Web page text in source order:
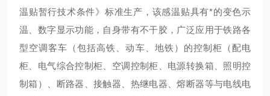
温贴暂行技术条件》标准生产，该感温贴具有*的变色示
温、数字显示功能，自身带有不干胶，广泛应用于铁路各
型空调客车（包括高铁、动车、地铁）的控制柜（配电
柜、电气综合控制柜、空调控制柜、电源转换箱、照明控
制箱）、断路器、接触器、热继电器、熔断器等与电线电